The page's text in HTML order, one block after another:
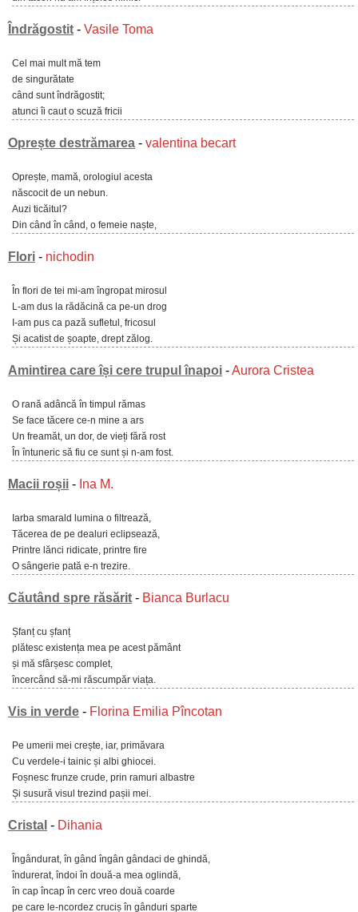
Îndrăgostit - Vasile Toma
Cel mai mult mă tem
de singurătate
când sunt îndrăgostit;
atunci îi caut o scuză fricii
Oprește destrămarea - valentina becart
Oprește, mamă, orologiul acesta
născocit de un nebun.
Auzi ticăitul?
Din când în când, o femeie naște,
Flori - nichodin
În flori de tei mi-am îngropat mirosul
L-am dus la rădăcină ca pe-un drog
I-am pus ca pază sufletul, fricosul
Și acatist de șoapte, drept zălog.
Amintirea care își cere trupul înapoi -Aurora Cristea
O rană adâncă în timpul rămas
Se face tăcere ce-n mine a ars
Un freamăt, un dor, de vieți fără rost
În întuneric să fiu ce sunt și n-am fost.
Macii roșii - Ina M.
Iarba smarald lumina o filtrează,
Tăcerea de pe dealuri eclipsează,
Printre lănci ridicate, printre fire
O sângerie pată e-n trezire.
Căutând spre răsărit - Bianca Burlacu
Șfanț cu șfanț
plătesc existența mea pe acest pământ
și mă sfârșesc complet,
încercând să-mi răscumpăr viața.
Vis in verde - Florina Emilia Pîncotan
Pe umerii mei crește, iar, primăvara
Cu verdele-i tainic și albi ghiocei.
Foșnesc frunze crude, prin ramuri albastre
Și susură visul trezind pașii mei.
Cristal - Dihania
Îngândurat, în gând îngân gândaci de ghindă,
îndurerat, îndoi în două-a mea oglindă,
în cap încap în cerc vreo două coarde
pe care le-ncordez cruciș în gânduri sparte